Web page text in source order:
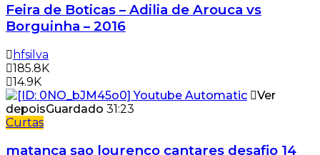
Feira de Boticas – Adilia de Arouca vs
Borguinha – 2016
hfsilva
185.8K
14.9K
Ver
depoisGuardado 31:23
Curtas
matanca sao lourenco cantares desafio 14